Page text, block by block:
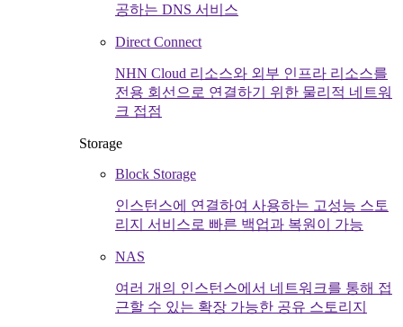
공하는 DNS 서비스
Direct Connect
NHN Cloud 리소스와 외부 인프라 리소스를
전용 회선으로 연결하기 위한 물리적 네트워
크 접점
Storage
Block Storage
인스턴스에 연결하여 사용하는 고성능 스토
리지 서비스로 빠른 백업과 복원이 가능
NAS
여러 개의 인스턴스에서 네트워크를 통해 접
근할 수 있는 확장 가능한 공유 스토리지